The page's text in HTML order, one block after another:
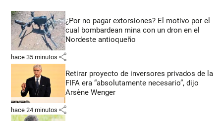
¿Por no pagar extorsiones? El motivo por el
cual bombardean mina con un dron en el
Nordeste antioqueño
hace 35 minutos share
Retirar proyecto de inversores privados de la
FIFA era “absolutamente necesario”, dijo
Arsène Wenger
hace 24 minutos share